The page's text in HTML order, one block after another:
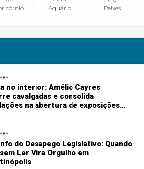
Aquário Peixes
no interior: Amélio Cayres
cavalgadas e consolida
na abertura de exposições
do Desapego Legislativo: Quando
Ler Vira Orgulho em